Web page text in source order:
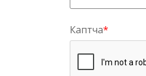
Каптча*